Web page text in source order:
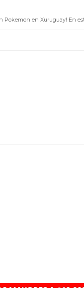
Pokemon en Xuruguay! En